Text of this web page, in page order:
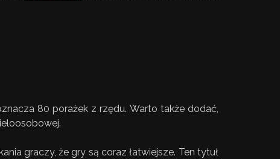
80 porażek z rzędu. Warto także dodać,
graczy, że gry są coraz łatwiejsze. Ten tytuł